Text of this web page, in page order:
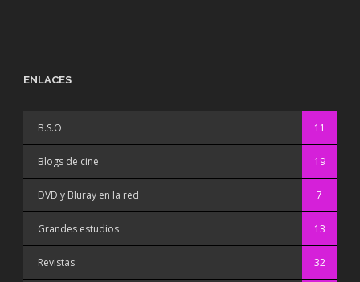
ENLACES
B.S.O 11
Blogs de cine 19
DVD y Bluray en la red 7
Grandes estudios 13
Revistas 32